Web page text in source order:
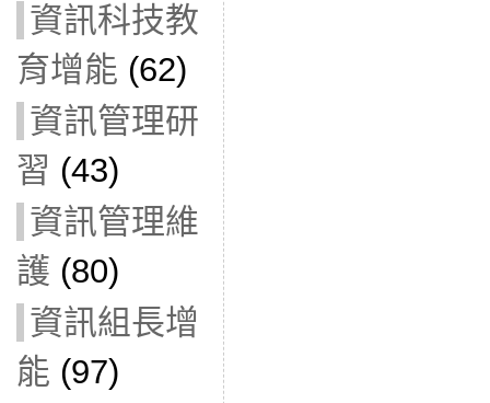
資訊科技教
育增能 (62)
資訊管理研
習 (43)
資訊管理維
護 (80)
資訊組長增
能 (97)